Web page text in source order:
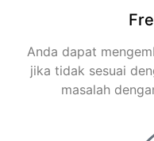
Anda dapat
jika tidak sesuai
masalah